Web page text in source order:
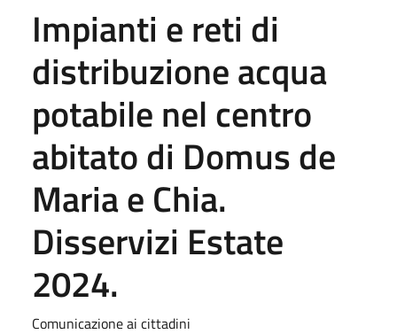
Impianti e reti di
distribuzione acqua
potabile nel centro
abitato di Domus de
Maria e Chia.
Disservizi Estate
2024.
Comunicazione ai cittadini